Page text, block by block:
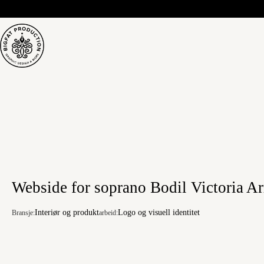
innholdet
Webside for soprano Bodil Victoria
Bransje:Interiør og produktarbeid:Logo og visuell identitet